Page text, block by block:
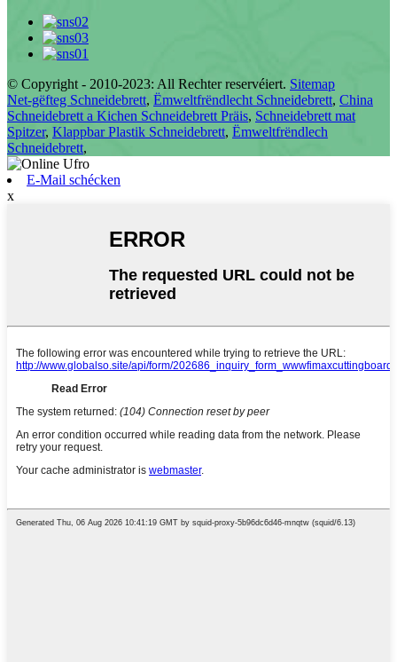
© Copyright - 2010-2023: All Rechter reservéiert. Sitemap
Net-gëfteg Schneidebrett, Ëmweltfrëndlecht Schneidebrett, China
Schneidebrett a Kichen Schneidebrett Präis, Schneidebrett mat
Spitzer, Klappbar Plastik Schneidebrett, Ëmweltfrëndlech
Schneidebrett,
E-Mail schécken
x